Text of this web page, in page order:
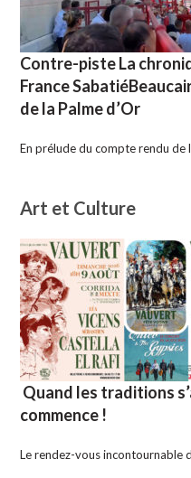
Contre-piste La
France
de la Palme d’Or
En prélude du compte rendu de
Art et Culture
Quand les traditions
commence !
Le rendez-vous incontournable